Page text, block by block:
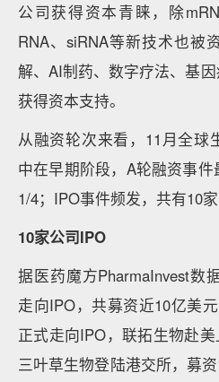
公司获得资本青睐，除
RNA、siRNA等新技术也被
解、AI制药、数字疗法、基
获得资本支持。
从融资轮次来看，11月全球
中在早期阶段，A轮融资事
1/4；IPO事件频发，共有10家
10家公司IPO
据医药魔方PharmaInvest数
走向IPO，共募资近10亿美
正式走向IPO，联拓生物赴美
三叶草生物登陆港交所，募